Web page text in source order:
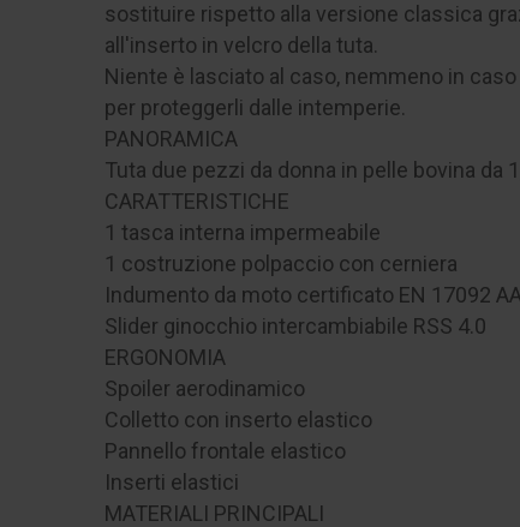
sostituire rispetto alla versione classica
all'inserto in velcro della tuta.
Niente è lasciato al caso, nemmeno in
per proteggerli dalle intemperie.
PANORAMICA
Tuta due pezzi da donna in pelle bovina
CARATTERISTICHE
1 tasca interna impermeabile
1 costruzione polpaccio con cerniera
Indumento da moto certificato EN 17092
Slider ginocchio intercambiabile RSS 4.0
ERGONOMIA
Spoiler aerodinamico
Colletto con inserto elastico
Pannello frontale elastico
Inserti elastici
MATERIALI PRINCIPALI